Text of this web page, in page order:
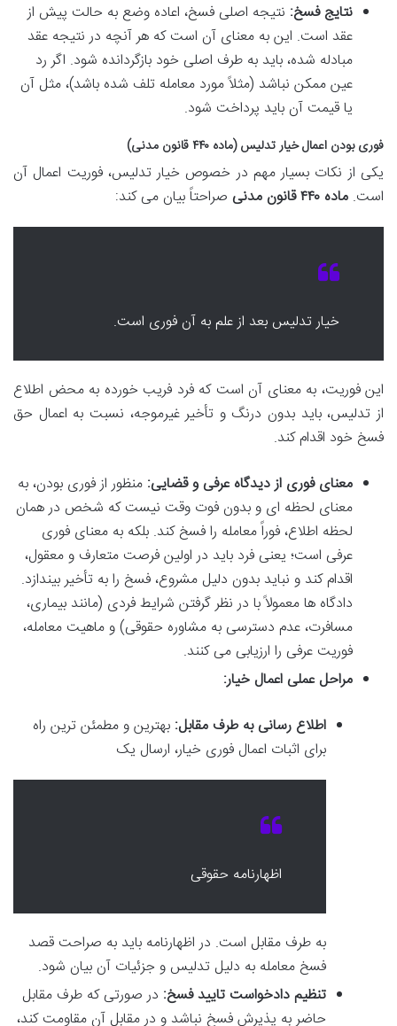
نتایج فسخ: نتیجه اصلی فسخ، اعاده وضع به حالت پیش از
عقد است. این به معنای آن است که هر آنچه در نتیجه عقد
مبادله شده، باید به طرف اصلی خود بازگردانده شود. اگر رد
عین ممکن نباشد (مثلاً مورد معامله تلف شده باشد)، مثل آن
یا قیمت آن باید پرداخت شود.
فوری بودن اعمال خیار تدلیس (ماده ۴۴۰ قانون مدنی )
یکی از نکات بسیار مهم در خصوص خیار تدلیس، فوریت اعمال آن
است. ماده ۴۴۰ قانون مدنی صراحتاً بیان می کند:
خیار تدلیس بعد از علم به آن فوری است.
این فوریت، به معنای آن است که فرد فریب خورده به محض اطلاع
از تدلیس، باید بدون درنگ و تأخیر غیرموجه، نسبت به اعمال حق
فسخ خود اقدام کند.
معنای فوری از دیدگاه عرفی و قضایی: منظور از فوری بودن، به
معنای لحظه ای و بدون فوت وقت نیست که شخص در همان
لحظه اطلاع، فوراً معامله را فسخ کند. بلکه به معنای فوری
عرفی است؛ یعنی فرد باید در اولین فرصت متعارف و معقول،
اقدام کند و نباید بدون دلیل مشروع، فسخ را به تأخیر بیندازد.
دادگاه ها معمولاً با در نظر گرفتن شرایط فردی (مانند بیماری،
مسافرت، عدم دسترسی به مشاوره حقوقی) و ماهیت معامله،
فوریت عرفی را ارزیابی می کنند.
مراحل عملی اعمال خیار:
اطلاع رسانی به طرف مقابل: بهترین و مطمئن ترین راه
برای اثبات اعمال فوری خیار، ارسال یک
اظهارنامه حقوقی
به طرف مقابل است. در اظهارنامه باید به صراحت قصد
فسخ معامله به دلیل تدلیس و جزئیات آن بیان شود.
تنظیم دادخواست تایید فسخ: در صورتی که طرف مقابل
حاضر به پذیرش فسخ نباشد و در مقابل آن مقاومت کند،